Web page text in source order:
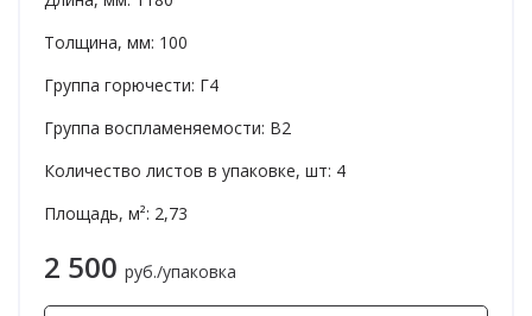
Толщина, мм: 100
Группа горючести: Г4
Группа воспламеняемости: В2
Количество листов в упаковке, шт: 4
Площадь, м²: 2,73
2 500 руб./упаковка